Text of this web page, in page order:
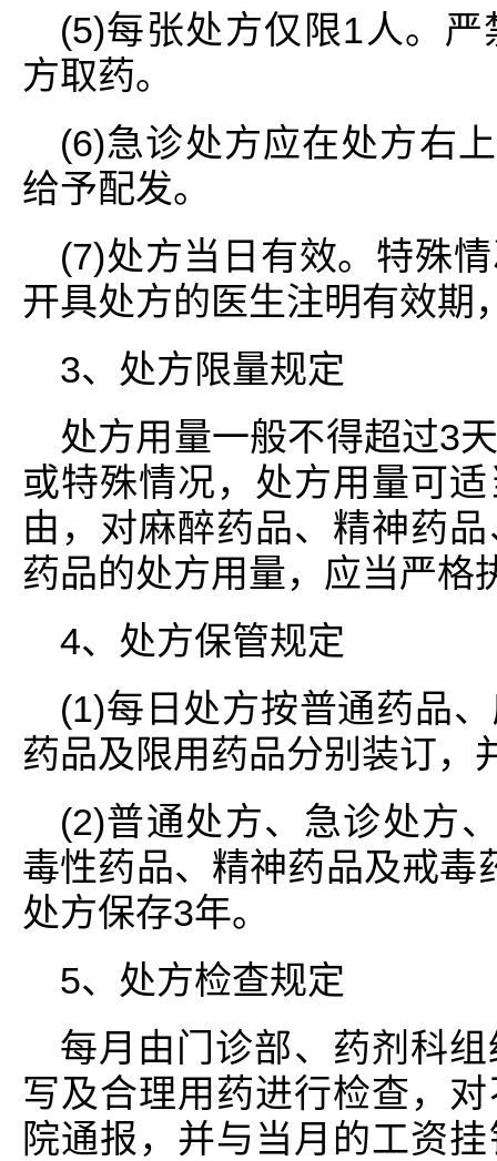
(5)每张处方仅限1人。
方取药。
(6)急诊处方应在处方右
给予配发。
(7)处方当日有效。特殊
开具处方的医生注明有效期
3、处方限量规定
处方用量一般不得超过3
或特殊情况，处方用量可
由，对麻醉药品、精神药
药品的处方用量，应当严格
4、处方保管规定
(1)每日处方按普通药品
药品及限用药品分别装订，
(2)普通处方、急诊处方
毒性药品、精神药品及戒毒
处方保存3年。
5、处方检查规定
每月由门诊部、药剂科
写及合理用药进行检查，
院通报，并与当月的工资